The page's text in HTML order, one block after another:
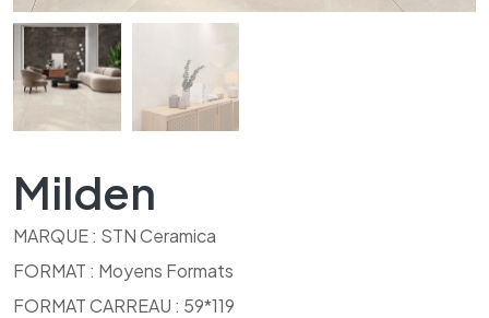
Milden
MARQUE : STN Ceramica
FORMAT : Moyens Formats
FORMAT CARREAU : 59*119